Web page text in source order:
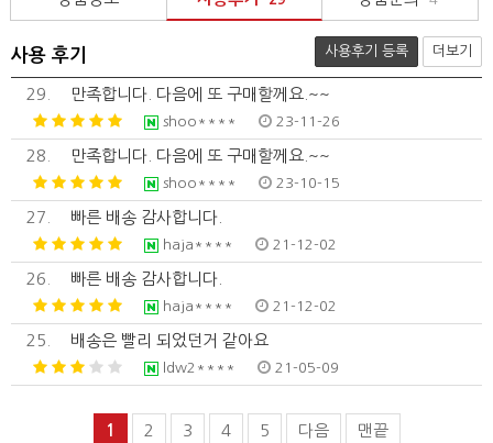
사용 후기 사용후기 등록 더보기
29. 만족합니다. 다음에 또 구매할께요.~~
shoo**** 23-11-26
28. 만족합니다. 다음에 또 구매할께요.~~
shoo**** 23-10-15
27. 빠른 배송 감사합니다.
haja**** 21-12-02
26. 빠른 배송 감사합니다.
haja**** 21-12-02
25. 배송은 빨리 되었던거 같아요
ldw2**** 21-05-09
1 2 3 4 5 다음 맨끝